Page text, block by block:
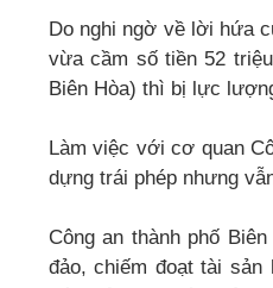
Do nghi ngờ về lời hứa
vừa cầm số tiền 52
Biên Hòa) thì bị lực
Làm việc với cơ quan
dựng trái phép nhưng
Công an thành phố
đảo, chiếm đoạt tài sản